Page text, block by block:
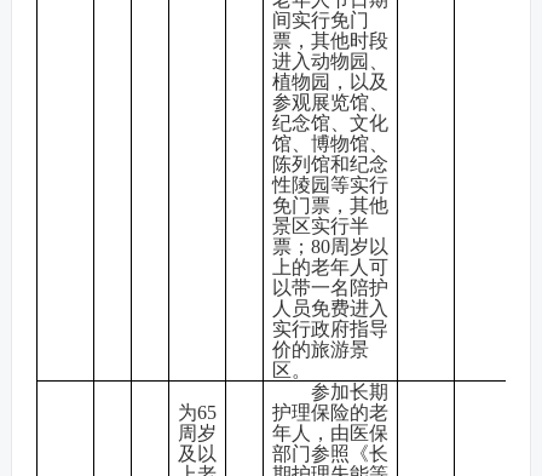
间实行免门
票，其他时段
进入动物园、
植物园，以及
参观展览馆、
纪念馆、文化
馆、博物馆、
陈列馆和纪念
性陵园等实行
免门票，其他
景区实行半
票；80周岁以
上的老年人可
以带一名陪护
人员免费进入
实行政府指导
价的旅游景
区。
为65
周岁
及以
参加长期
护理保险的老
年人，由医保
部门参照《长